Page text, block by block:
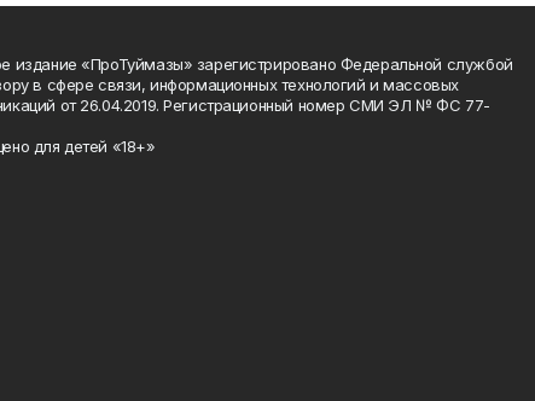
издание «ПроТуймазы» зарегистрировано Федеральной службой
в сфере связи, информационных технологий и массовых
от 26.04.2019. Регистрационный номер СМИ ЭЛ № ФС 77-
для детей «18+»